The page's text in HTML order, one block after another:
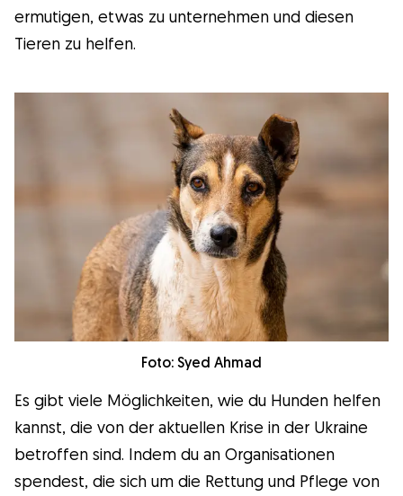
ermutigen, etwas zu unternehmen und diesen
Tieren zu helfen.
Foto: Syed Ahmad
Es gibt viele Möglichkeiten, wie du Hunden helfen
kannst, die von der aktuellen Krise in der Ukraine
betroffen sind. Indem du an Organisationen
spendest, die sich um die Rettung und Pflege von